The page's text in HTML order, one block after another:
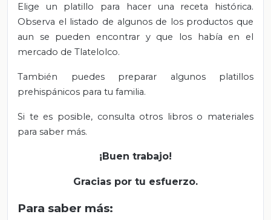
Elige un platillo para hacer una receta histórica.
Observa el listado de algunos de los productos que
aun se pueden encontrar y que los había en el
mercado de Tlatelolco.
También puedes preparar algunos platillos
prehispánicos para tu familia.
Si te es posible, consulta otros libros o materiales
para saber más.
¡Buen trabajo!
Gracias por tu esfuerzo.
Para saber más: